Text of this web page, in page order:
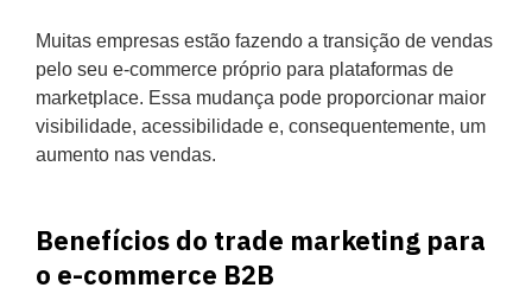
Muitas empresas estão fazendo a transição de vendas
pelo seu e-commerce próprio para plataformas de
marketplace. Essa mudança pode proporcionar maior
visibilidade, acessibilidade e, consequentemente, um
aumento nas vendas.
Benefícios do trade marketing para
o e-commerce B2B